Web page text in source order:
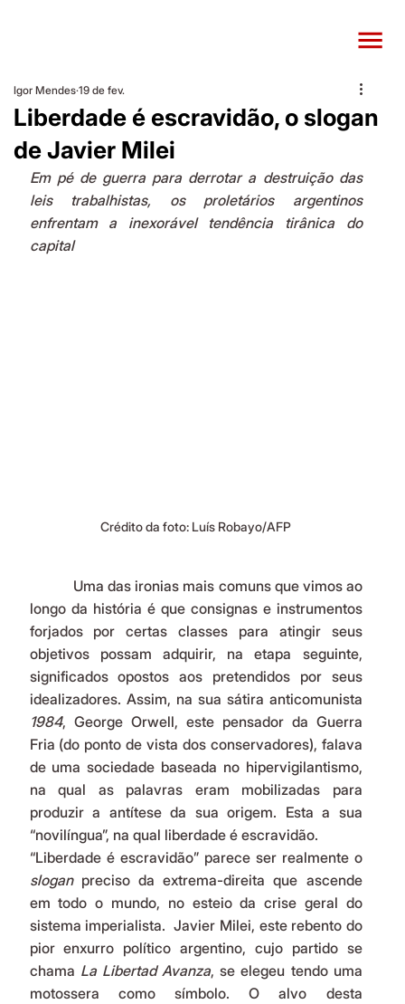
Liberdade é escravidão, o slogan
de Javier Milei
Igor Mendes 19 de fev.
Em pé de guerra para derrotar a destruição das
leis trabalhistas, os proletários argentinos
enfrentam a inexorável tendência tirânica do
capital
Crédito da foto: Luís Robayo/AFP
Uma das ironias mais comuns que vimos ao
longo da história é que consignas e instrumentos
forjados por certas classes para atingir seus
objetivos possam adquirir, na etapa seguinte,
significados opostos aos pretendidos por seus
1984, George Orwell, este pensador da Guerra
Fria (do ponto de vista dos conservadores), falava
de uma sociedade baseada no hipervigilantismo,
na qual as palavras eram mobilizadas para
produzir a antítese da sua origem. Esta a sua
“novilíngua”, na qual liberdade é escravidão.
“Liberdade é escravidão” parece ser realmente o
slogan preciso da extrema-direita que ascende
em todo o mundo, no esteio da crise geral do
sistema imperialista.  Javier Milei, este rebento do
pior enxurro político argentino, cujo partido se
chama La Libertad Avanza, se elegeu tendo uma
motossera como símbolo. O alvo desta